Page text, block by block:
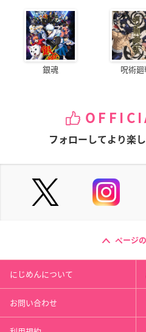
銀魂 呪術
フォローしてより楽
ページ
にじめんについて
お問い合わせ